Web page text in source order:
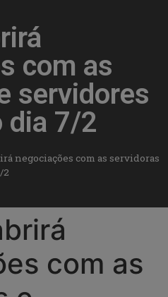
com as
servidores
dia 7/2
negociações com as servidoras
2
com as